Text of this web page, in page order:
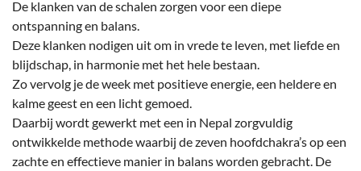
De klanken van de schalen zorgen voor een diepe
ontspanning en balans.
Deze klanken nodigen uit om in vrede te leven, met liefde en
blijdschap, in harmonie met het hele bestaan.
Zo vervolg je de week met positieve energie, een heldere en
kalme geest en een licht gemoed.
Daarbij wordt gewerkt met een in Nepal zorgvuldig
ontwikkelde methode waarbij de zeven hoofdchakra’s op een
zachte en effectieve manier in balans worden gebracht. De